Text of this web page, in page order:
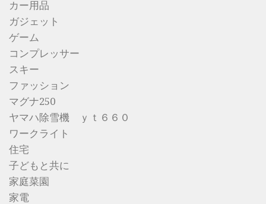
カー用品
ガジェット
ゲーム
コンプレッサー
スキー
ファッション
マグナ250
ヤマハ除雪機 ｙｔ６６０
ワークライト
住宅
子どもと共に
家庭菜園
家電